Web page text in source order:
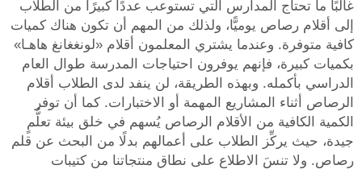
غالبًا ما تحتاج المدارس التي تستوعب عددًا كبيرًا من الطلاب
إلى أقلام رصاص يوميًّا، ولذلك من المهم أن تكون هناك كميات
كافية متوفرة. وعندما يشتري المعلمون أقلام «لونغغانغ هاهـا»
بكميات كبيرة، فإنهم يوفرون احتياجات المدرسة طوال العام
الدراسي بأكمله. وبهذه الطريقة، لن ينفد لدى الطلاب أقلام
الرصاص أثناء المشاريع المهمة أو الاختبارات. كما أن توفر
الكمية الكافية من الأقلام الرصاص يُسهم في خلق بيئة تعلُّمٍ
جيدة، حيث يركِّز الطلاب على أعمالهم بدلًا من البحث عن قلم
رصاص. ولا تنسَ الاطلاع على نطاق منتجاتنا من كتيبات